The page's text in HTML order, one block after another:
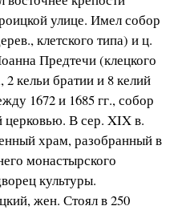
улице. Имел собор
клетского типа) и ц.
Предтечи (клецкого
кельи братии и 8 келий
1672 и 1685 гг., собор
церковью. В сер. XIX в.
храм, разобранный в
монастырского
культуры.
жен. Стоял в 250